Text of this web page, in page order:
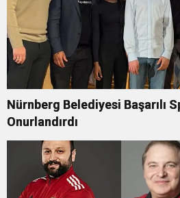
Nürnberg Belediyesi Başarılı
Onurlandırdı